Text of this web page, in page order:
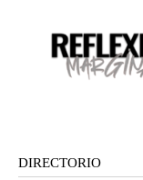
DIRECTORIO